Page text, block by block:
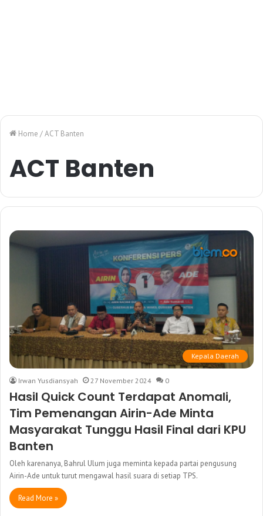
Home /ACT Banten
ACT Banten
Kepala Daerah
Irwan Yusdiansyah 27 November 2024 0
Hasil Quick Count Terdapat Anomali,
Tim Pemenangan Airin-Ade Minta
Masyarakat Tunggu Hasil Final dari KPU
Banten
Oleh karenanya, Bahrul Ulum juga meminta kepada partai pengusung
Airin-Ade untuk turut mengawal hasil suara di setiap TPS.
Read More »